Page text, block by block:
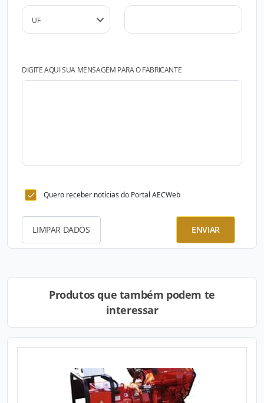
DIGITE AQUI SUA MENSAGEM PARA O FABRICANTE
Quero receber notícias do Portal AECWeb
LIMPAR DADOS ENVIAR
Produtos que também podem te
interessar